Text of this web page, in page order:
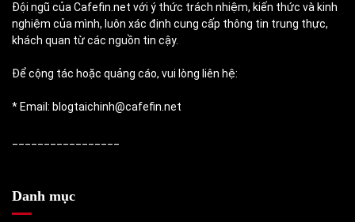
Đội ngũ của Cafefin.net với ý thức trách nhiệm, kiến thức và kinh
nghiệm của mình, luôn xác định cung cấp thông tin trung thực,
khách quan từ các nguồn tin cậy.
Để cộng tác hoặc quảng cáo, vui lòng liên hệ:
* Email: blogtaichinh@cafefin.net
Danh mục